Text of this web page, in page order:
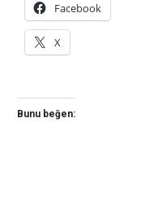
Facebook
X
Bunu beğen: